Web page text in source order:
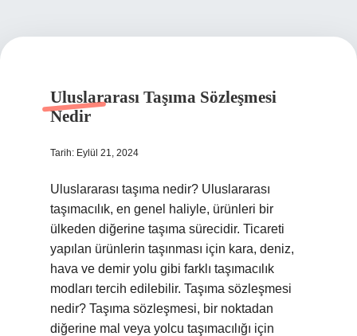
Uluslararası Taşıma Sözleşmesi
Nedir
Tarih: Eylül 21, 2024
Uluslararası taşıma nedir? Uluslararası
taşımacılık, en genel haliyle, ürünleri bir
ülkeden diğerine taşıma sürecidir. Ticareti
yapılan ürünlerin taşınması için kara, deniz,
hava ve demir yolu gibi farklı taşımacılık
modları tercih edilebilir. Taşıma sözleşmesi
nedir? Taşıma sözleşmesi, bir noktadan
diğerine mal veya yolcu taşımacılığı için